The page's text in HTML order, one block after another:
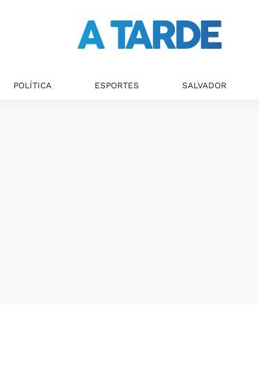
POLÍTICA ESPORTES SALVADOR